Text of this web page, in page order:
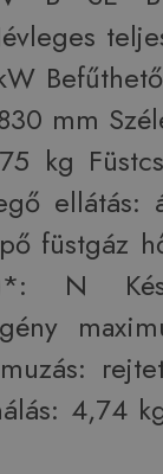
mm
kg
ellátás:
füstgáz
N
4,74